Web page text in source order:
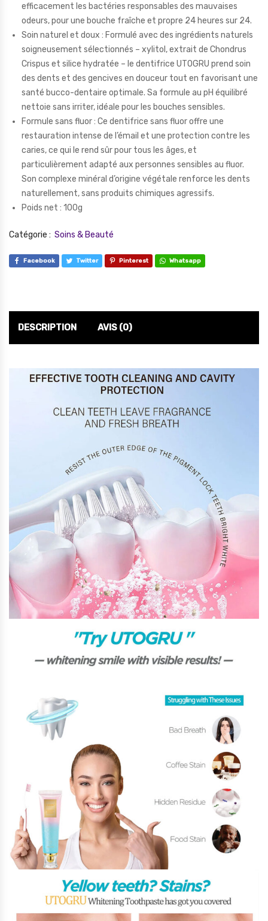
efficacement les bactéries responsables des mauvaises
odeurs, pour une bouche fraîche et propre 24 heures sur 24.
Soin naturel et doux : Formulé avec des ingrédients naturels
soigneusement sélectionnés – xylitol, extrait de Chondrus
Crispus et silice hydratée – le dentifrice UTOGRU prend soin
des dents et des gencives en douceur tout en favorisant une
santé bucco-dentaire optimale. Sa formule au pH équilibré
nettoie sans irriter, idéale pour les bouches sensibles.
Formule sans fluor : Ce dentifrice sans fluor offre une
restauration intense de l’émail et une protection contre les
caries, ce qui le rend sûr pour tous les âges, et
particulièrement adapté aux personnes sensibles au fluor.
Son complexe minéral d’origine végétale renforce les dents
naturellement, sans produits chimiques agressifs.
Poids net : 100g
Catégorie : Soins & Beauté
Facebook Twitter Pinterest Whatsapp
DESCRIPTION AVIS (0)